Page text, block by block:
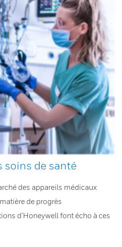
soins de santé
des appareils médicaux
de progrès
d’Honeywell font écho à ces